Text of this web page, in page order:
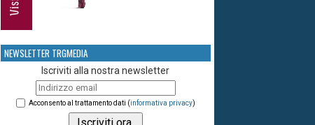
NEWSLETTER TRGMEDIA
Iscriviti alla nostra newsletter
Acconsento al trattamento dati (informativa privacy)